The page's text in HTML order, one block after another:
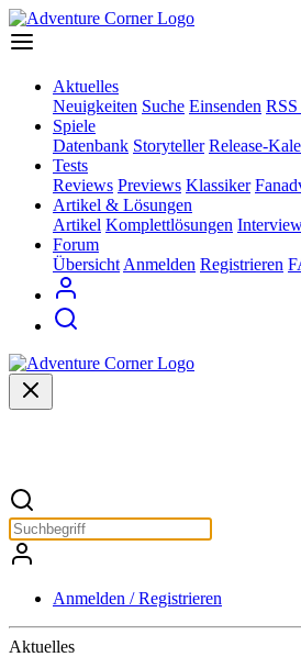
Aktuelles
Neuigkeiten Suche Einsenden
Spiele
Datenbank Storyteller Release-
Tests
Reviews Previews Klassiker
Artikel & Lösungen
Artikel Komplettlösungen
Forum
Übersicht Anmelden Registrieren
Anmelden / Registrieren
Aktuelles